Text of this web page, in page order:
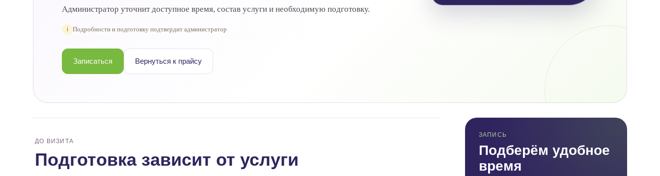
Администратор уточнит доступное время, состав услуги и необходимую подготовку.
i Подробности и подготовку подтвердит администратор
Записаться Вернуться к прайсу
ДО ВИЗИТА
Подготовка зависит от услуги
ЗАПИСЬ
Подберём удобное
время